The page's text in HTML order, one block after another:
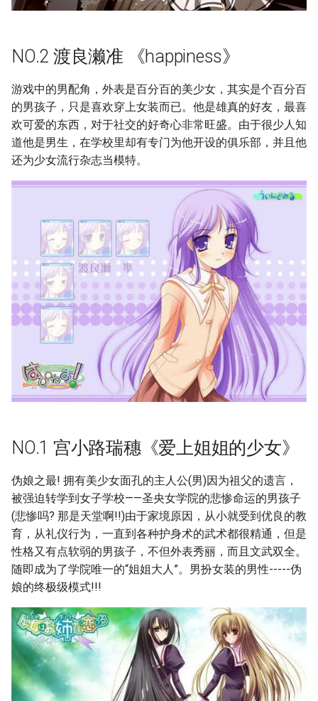
NO.2 渡良濑准 《happiness》
游戏中的男配角，外表是百分百的美少女，其实是个百分百
的男孩子，只是喜欢穿上女装而已。他是雄真的好友，最喜
欢可爱的东西，对于社交的好奇心非常旺盛。由于很少人知
道他是男生，在学校里却有专门为他开设的俱乐部，并且他
还为少女流行杂志当模特。
NO.1 宫小路瑞穗《爱上姐姐的少女》
伪娘之最! 拥有美少女面孔的主人公(男)因为祖父的遗言，
被强迫转学到女子学校——圣央女学院的悲惨命运的男孩子
(悲惨吗? 那是天堂啊!!)由于家境原因，从小就受到优良的教
育，从礼仪行为，一直到各种护身术的武术都很精通，但是
性格又有点软弱的男孩子，不但外表秀丽，而且文武双全。
随即成为了学院唯一的“姐姐大人”。男扮女装的男性-----伪
娘的终极级模式!!!